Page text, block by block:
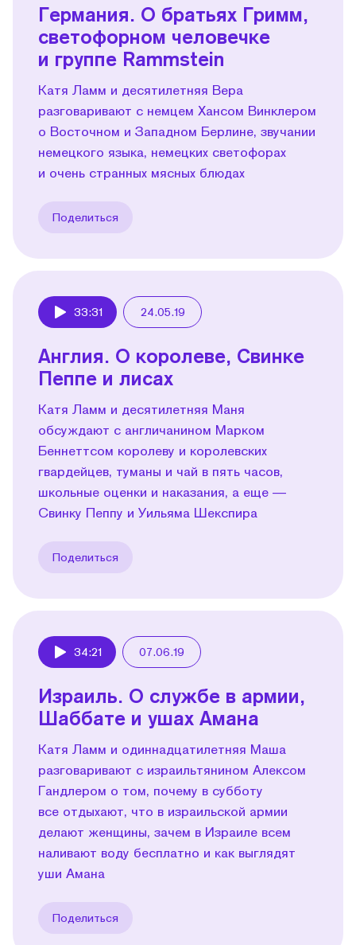
Германия. О братьях Гримм,
светофорном человечке
и группе Rammstein
Катя Ламм и десятилетняя Вера
разговаривают с немцем Хансом Винклером
о Восточном и Западном Берлине, звучании
немецкого языка, немецких светофорах
и очень странных мясных блюдах
Поделиться
33:31 24.05.19
Англия. О королеве, Cвинке
Пеппе и лисах
Катя Ламм и десятилетняя Маня
обсуждают с англичанином Марком
Беннеттсом королеву и королевских
гвардейцев, туманы и чай в пять часов,
школьные оценки и наказания, а еще —
Свинку Пеппу и Уильяма Шекспира
Поделиться
34:21 07.06.19
Израиль. О службе в армии,
Шаббате и ушах Амана
Катя Ламм и одиннадцатилетняя Маша
разговаривают с израильтянином Алексом
Гандлером о том, почему в субботу
все отдыхают, что в израильской армии
делают женщины, зачем в Израиле всем
наливают воду бесплатно и как выглядят
уши Амана
Поделиться